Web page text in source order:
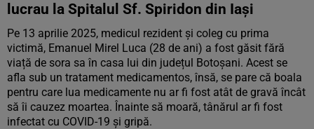
lucrau la Spitalul Sf. Spiridon din Iași
Pe 13 aprilie 2025, medicul rezident și coleg cu prima
victimă, Emanuel Mirel Luca (28 de ani) a fost găsit fără
viață de sora sa în casa lui din județul Botoșani. Acest se
afla sub un tratament medicamentos, însă, se pare că boala
pentru care lua medicamente nu ar fi fost atât de gravă încât
să îi cauzez moartea. Înainte să moară, tânărul ar fi fost
infectat cu COVID-19 și gripă.